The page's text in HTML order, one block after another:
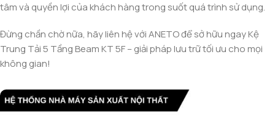
tâm và quyền lợi của khách hàng trong suốt quá trình sử dụng.
Đừng chần chờ nữa, hãy liên hệ với ANETO để sở hữu ngay Kệ
Trung Tải 5 Tầng Beam KT 5F – giải pháp lưu trữ tối ưu cho mọi
không gian!